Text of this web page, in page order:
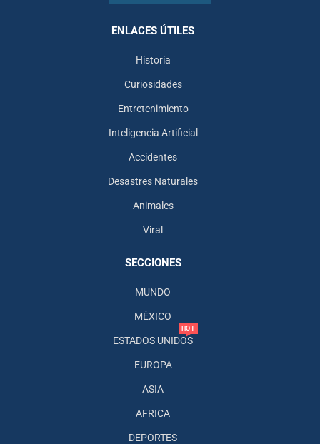
ENLACES ÚTILES
Historia
Curiosidades
Entretenimiento
Inteligencia Artificial
Accidentes
Desastres Naturales
Animales
Viral
SECCIONES
MUNDO
MÉXICO
ESTADOS UNIDOS
HOT
EUROPA
ASIA
AFRICA
DEPORTES